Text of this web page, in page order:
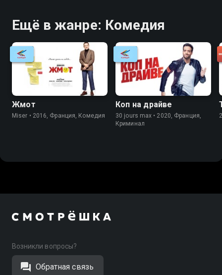
Ещё в жанре: Комедия
Жмот
Miser • 2016, Франция, Комедия
Коп на драйве
30 jours max • 2020, Франция,
Криминал
Возникли вопросы?
Обратная связь